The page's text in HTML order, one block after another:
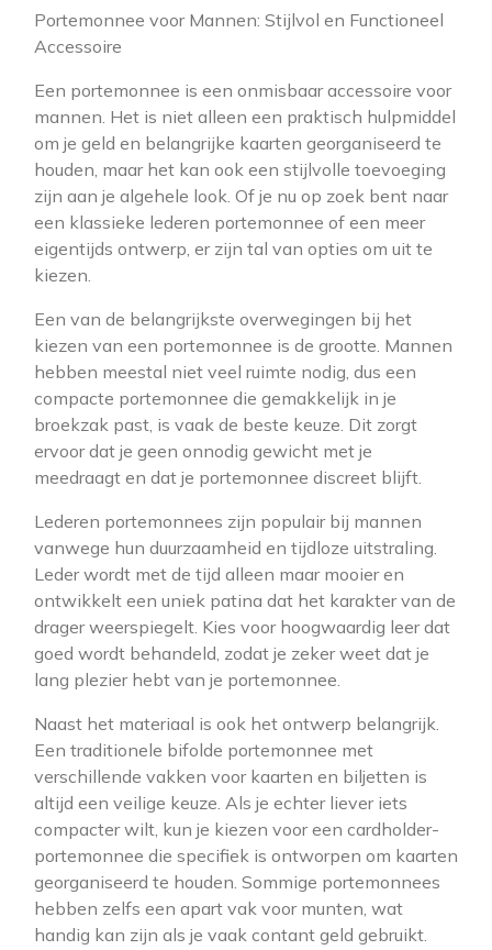
Portemonnee voor Mannen: Stijlvol en Functioneel
Accessoire
Een portemonnee is een onmisbaar accessoire voor
mannen. Het is niet alleen een praktisch hulpmiddel
om je geld en belangrijke kaarten georganiseerd te
houden, maar het kan ook een stijlvolle toevoeging
zijn aan je algehele look. Of je nu op zoek bent naar
een klassieke lederen portemonnee of een meer
eigentijds ontwerp, er zijn tal van opties om uit te
kiezen.
Een van de belangrijkste overwegingen bij het
kiezen van een portemonnee is de grootte. Mannen
hebben meestal niet veel ruimte nodig, dus een
compacte portemonnee die gemakkelijk in je
broekzak past, is vaak de beste keuze. Dit zorgt
ervoor dat je geen onnodig gewicht met je
meedraagt en dat je portemonnee discreet blijft.
Lederen portemonnees zijn populair bij mannen
vanwege hun duurzaamheid en tijdloze uitstraling.
Leder wordt met de tijd alleen maar mooier en
ontwikkelt een uniek patina dat het karakter van de
drager weerspiegelt. Kies voor hoogwaardig leer dat
goed wordt behandeld, zodat je zeker weet dat je
lang plezier hebt van je portemonnee.
Naast het materiaal is ook het ontwerp belangrijk.
Een traditionele bifolde portemonnee met
verschillende vakken voor kaarten en biljetten is
altijd een veilige keuze. Als je echter liever iets
compacter wilt, kun je kiezen voor een cardholder-
portemonnee die specifiek is ontworpen om kaarten
georganiseerd te houden. Sommige portemonnees
hebben zelfs een apart vak voor munten, wat
handig kan zijn als je vaak contant geld gebruikt.